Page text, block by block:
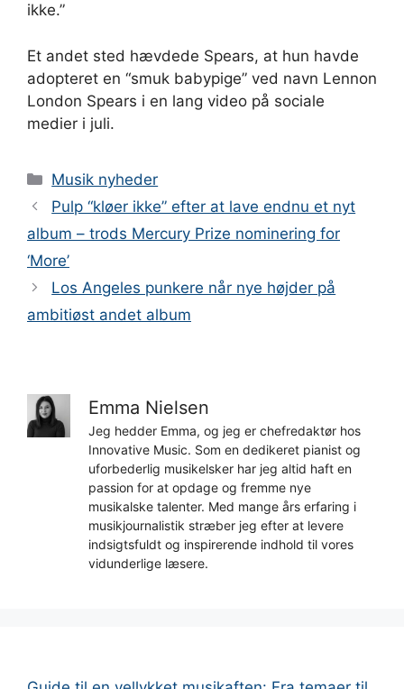
ikke.”
Et andet sted hævdede Spears, at hun havde
adopteret en “smuk babypige” ved navn Lennon
London Spears i en lang video på sociale
medier i juli.
Kategorier
Musik nyheder
Pulp “kløer ikke” efter at lave endnu et nyt
album – trods Mercury Prize nominering for
‘More’
Los Angeles punkere når nye højder på
ambitiøst andet album
Emma Nielsen
Jeg hedder Emma, og jeg er chefredaktør hos
Innovative Music. Som en dedikeret pianist og
uforbederlig musikelsker har jeg altid haft en
passion for at opdage og fremme nye
musikalske talenter. Med mange års erfaring i
musikjournalistik stræber jeg efter at levere
indsigtsfuldt og inspirerende indhold til vores
vidunderlige læsere.